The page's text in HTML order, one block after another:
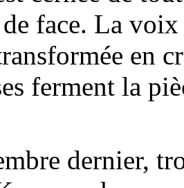
de face. La
en
ferment la
dernier,